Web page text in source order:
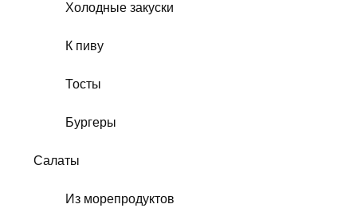
Холодные закуски
К пиву
Тосты
Бургеры
Салаты
Из морепродуктов